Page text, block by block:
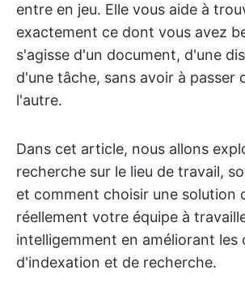
entre en jeu. Elle vous aide à
exactement ce dont vous avez
s'agisse d'un document, d'une
d'une tâche, sans avoir à passer
l'autre.
Dans cet article, nous allons
recherche sur le lieu de travail,
et comment choisir une solution
réellement votre équipe à
intelligemment en améliorant les
d'indexation et de recherche.